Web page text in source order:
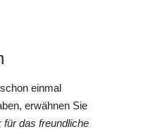
einmal
erwähnen Sie
für das freundliche